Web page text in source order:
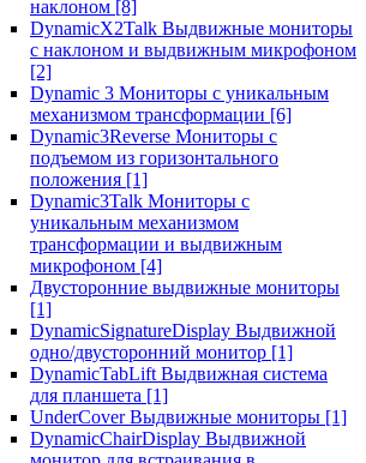
наклоном [8]
DynamicX2Talk Выдвижные мониторы
с наклоном и выдвижным микрофоном
[2]
Dynamic 3 Мониторы с уникальным
механизмом трансформации [6]
Dynamic3Reverse Мониторы с
подъемом из горизонтального
положения [1]
Dynamic3Talk Мониторы с
уникальным механизмом
трансформации и выдвижным
микрофоном [4]
Двусторонние выдвижные мониторы
[1]
DynamicSignatureDisplay Выдвижной
одно/двусторонний монитор [1]
DynamicTabLift Выдвижная система
для планшета [1]
UnderCover Выдвижные мониторы [1]
DynamicChairDisplay Выдвижной